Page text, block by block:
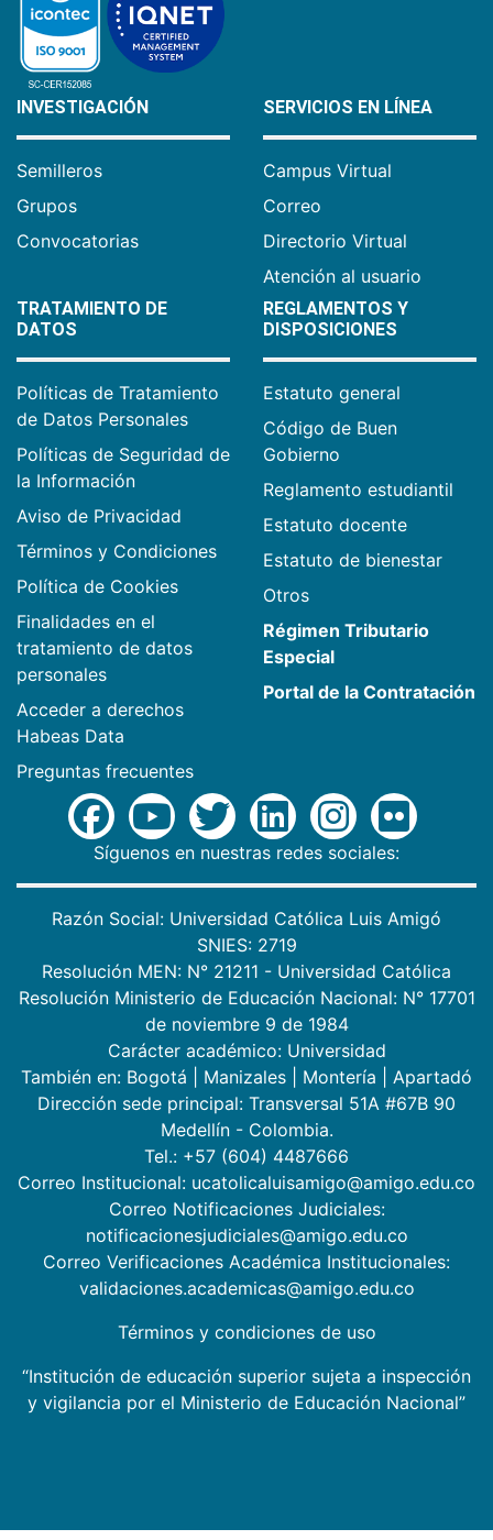
INVESTIGACIÓN
Semilleros
Grupos
Convocatorias
SERVICIOS EN LÍNEA
Campus Virtual
Correo
Directorio Virtual
Atención al usuario
TRATAMIENTO DE
DATOS
Políticas de Tratamiento
de Datos Personales
Políticas de Seguridad de
la Información
Aviso de Privacidad
Términos y Condiciones
Política de Cookies
Finalidades en el
tratamiento de datos
personales
Acceder a derechos
Habeas Data
Preguntas frecuentes
REGLAMENTOS Y
DISPOSICIONES
Estatuto general
Código de Buen
Gobierno
Reglamento estudiantil
Estatuto docente
Estatuto de bienestar
Otros
Régimen Tributario
Especial
Portal de la Contratación
Síguenos en nuestras redes sociales:
Razón Social: Universidad Católica Luis Amigó
SNIES: 2719
Resolución MEN: N° 21211 - Universidad Católica
Resolución Ministerio de Educación Nacional: N° 17701
de noviembre 9 de 1984
Carácter académico: Universidad
También en: Bogotá Manizales Montería
Apartadó
Dirección sede principal: Transversal 51A #67B 90
Medellín - Colombia.
Tel.: +57 (604) 4487666
Correo Institucional: ucatolicaluisamigo@amigo.edu.co
Correo Notificaciones Judiciales:
notificacionesjudiciales@amigo.edu.co
Correo Verificaciones Académica Institucionales:
validaciones.academicas@amigo.edu.co
Términos y condiciones de uso
“Institución de educación superior sujeta a inspección
y vigilancia por el Ministerio de Educación Nacional”